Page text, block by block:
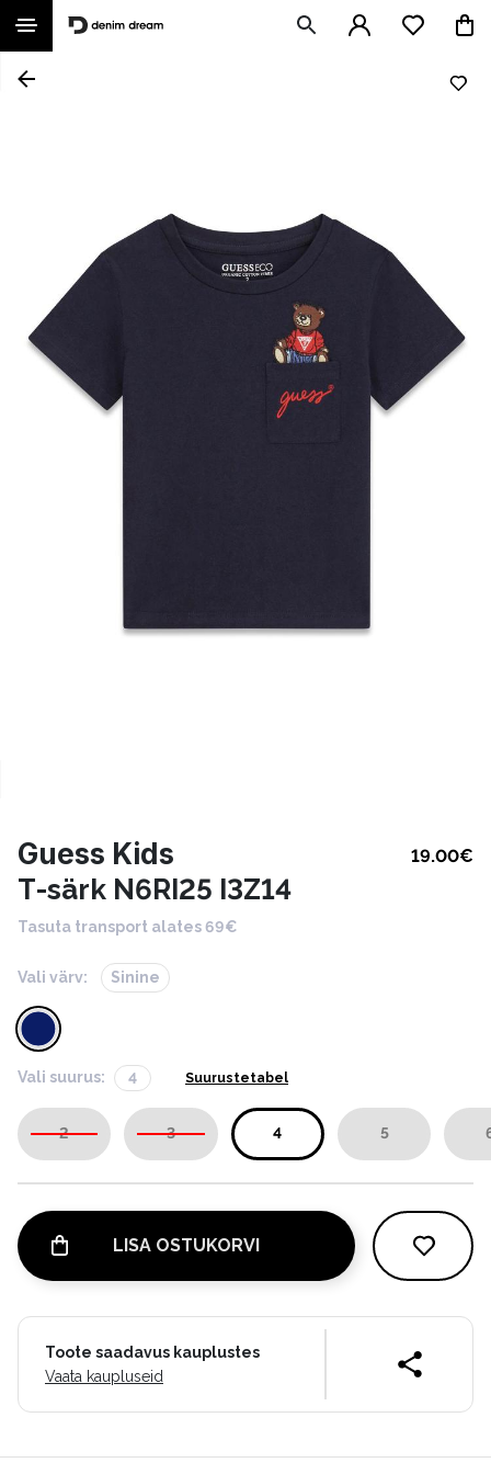
Guess Kids 19.00€
T-särk N6RI25 I3Z14
Tasuta transport alates 69€
Vali värv: Sinine
Vali suurus: 4 Suurustetabel
2 3 4 5
LISA OSTUKORVI
Toote saadavus kauplustes
Vaata kaupluseid